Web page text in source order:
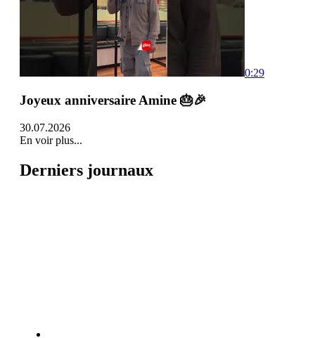
0:29
Joyeux anniversaire Amine 🎂🎉
30.07.2026
En voir plus...
Derniers journaux